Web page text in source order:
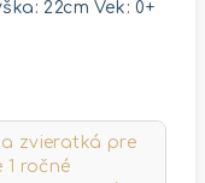
22cm Vek: 0+
zvieratká pre
1 ročné